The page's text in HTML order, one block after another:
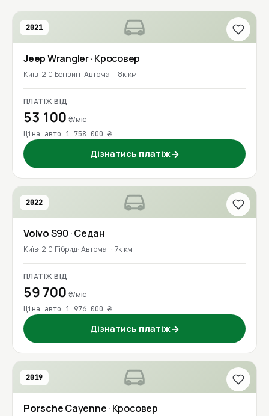
2021
JeepWrangler· Кросовер
Київ 2.0 Бензин Автомат 8к км
ПЛАТІЖ ВІД
53 100 ₴/міс
Ціна авто 1 758 000 ₴
Дізнатись платіж→
2022
VolvoS90 · Седан
Київ 2.0 Гібрид Автомат 7к км
ПЛАТІЖ ВІД
59 700 ₴/міс
Ціна авто 1 976 000 ₴
Дізнатись платіж→
2019
PorscheCayenne· Кросовер